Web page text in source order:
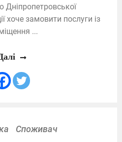
Дніпропетровської
хоче замовити послуги із
...
Споживач